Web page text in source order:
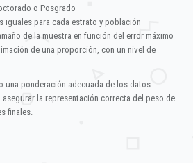
o Posgrado
iguales para cada estrato y población
de la muestra en función del error máximo
de una proporción, con un nivel de
una ponderación adecuada de los datos
la representación correcta del peso de
finales.